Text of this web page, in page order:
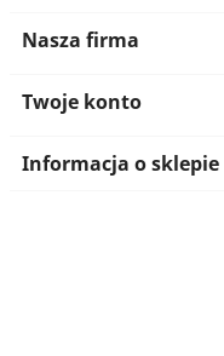
Nasza firma
Twoje konto
Informacja o sklepie